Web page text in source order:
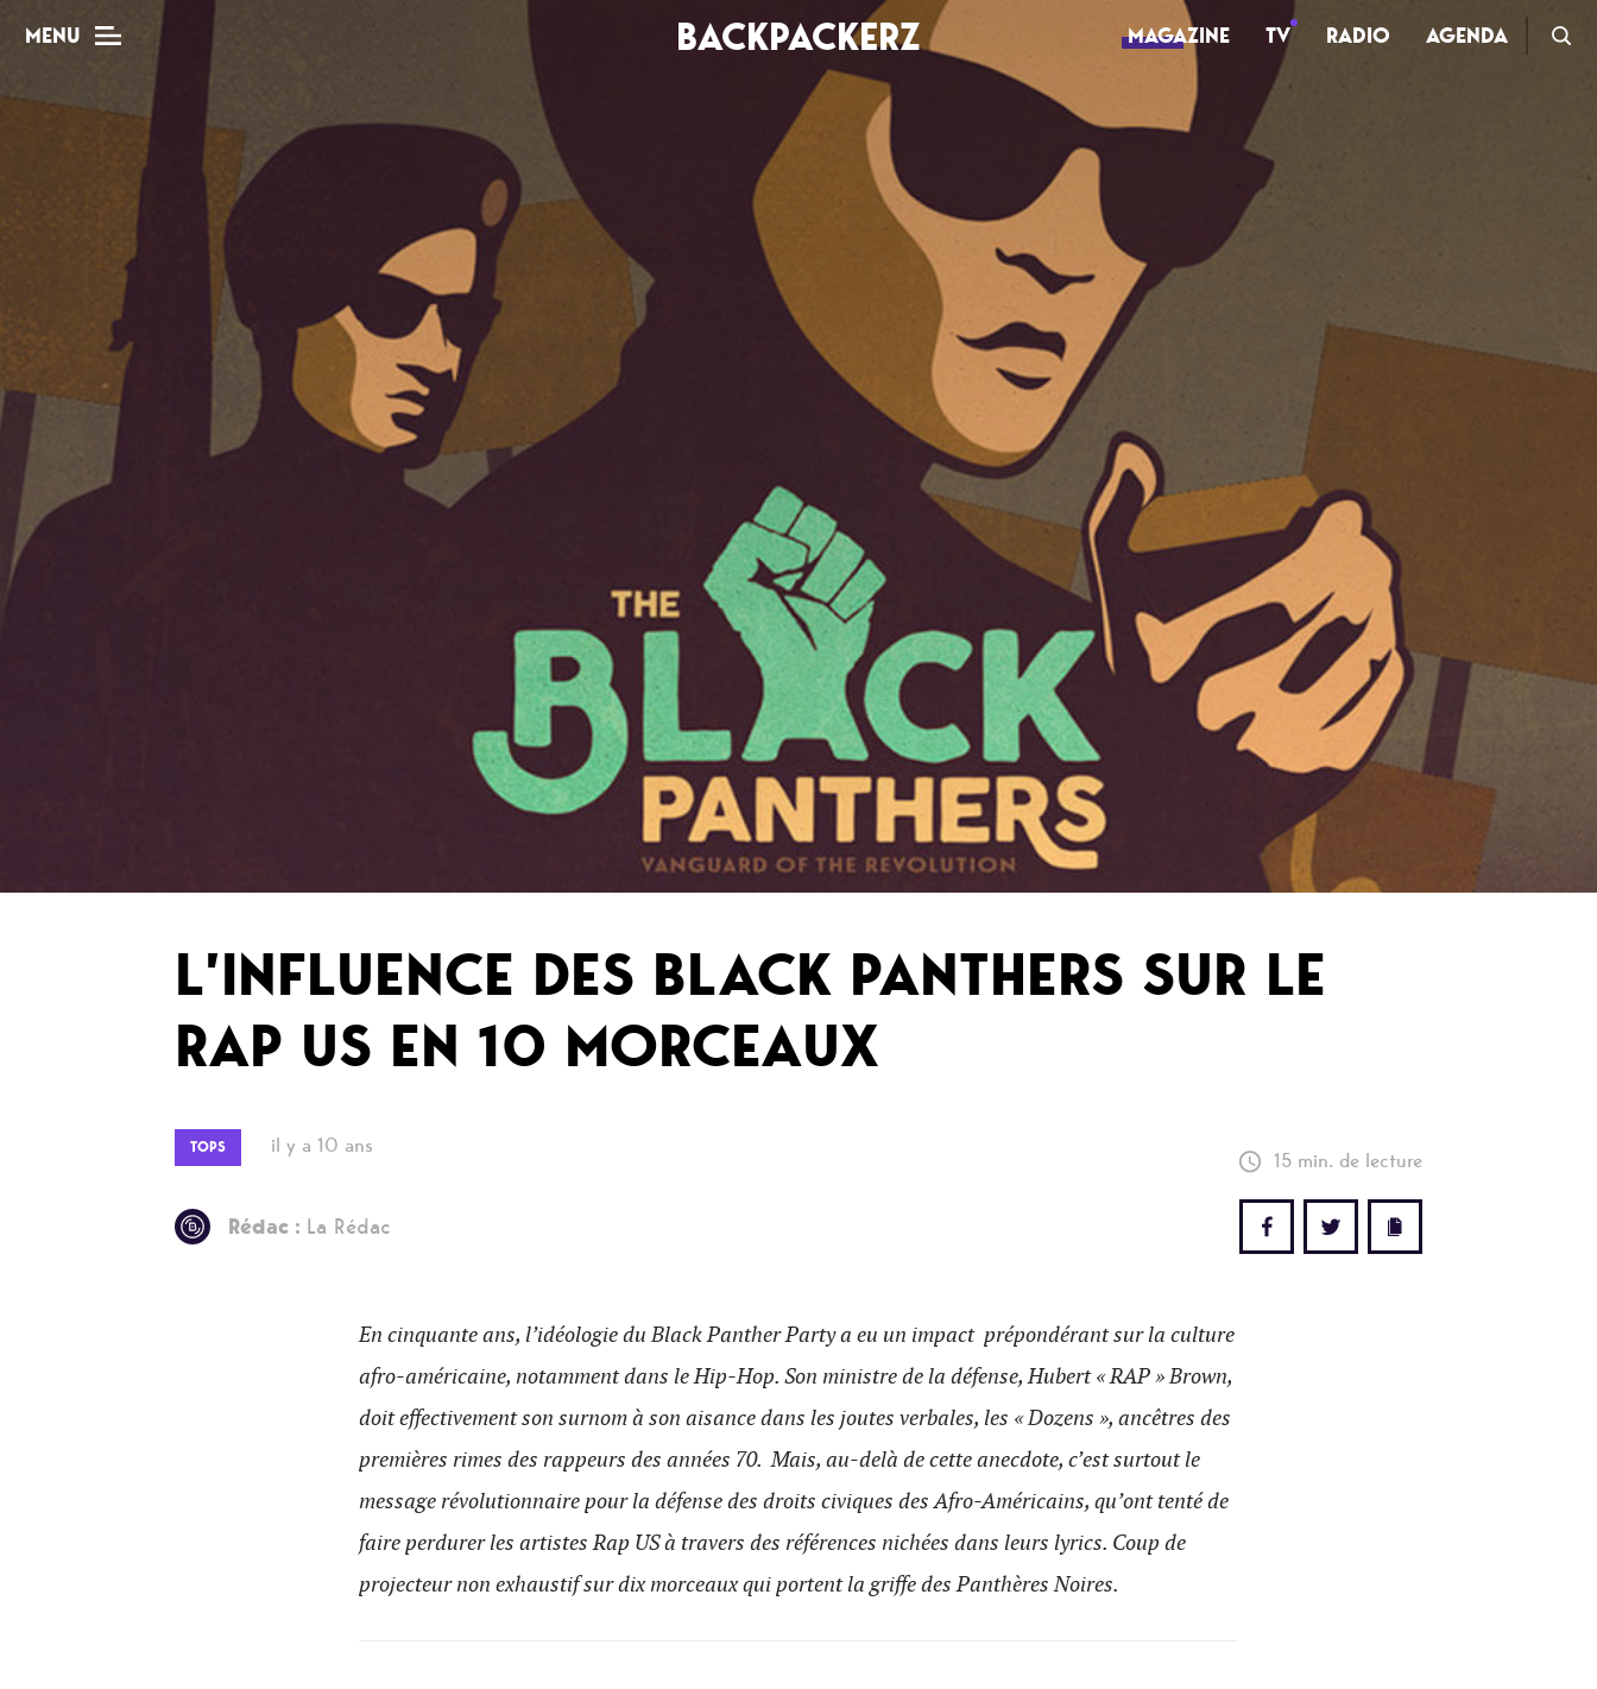
MENU BACKPACKERZ MAGAZINE TV RADIO AGENDA
MAG
Dossiers
Tops
Interviews
Chroniques
Sorties
AGENDA
Paris
Festivals
RADIO
Podcasts
Mixes
Documentaires
Web-séries
L’INFLUENCE DES BLACK PANTHERS SUR LE
RAP US EN 10 MORCEAUX
TOPS il y a 10 ans
15 min. de lecture
Rédac : La Rédac
En cinquante ans, l’idéologie du Black Panther Party a eu un impact prépondérant sur la culture
afro-américaine, notamment dans le Hip-Hop. Son ministre de la défense, Hubert « RAP » Brown,
doit effectivement son surnom à son aisance dans les joutes verbales, les « Dozens », ancêtres des
premières rimes des rappeurs des années 70. Mais, au-delà de cette anecdote, c’est surtout le
message révolutionnaire pour la défense des droits civiques des Afro-Américains, qu’ont tenté de
faire perdurer les artistes Rap US à travers des références nichées dans leurs lyrics. Coup de
projecteur non exhaustif sur dix morceaux qui portent la griffe des Panthères Noires.